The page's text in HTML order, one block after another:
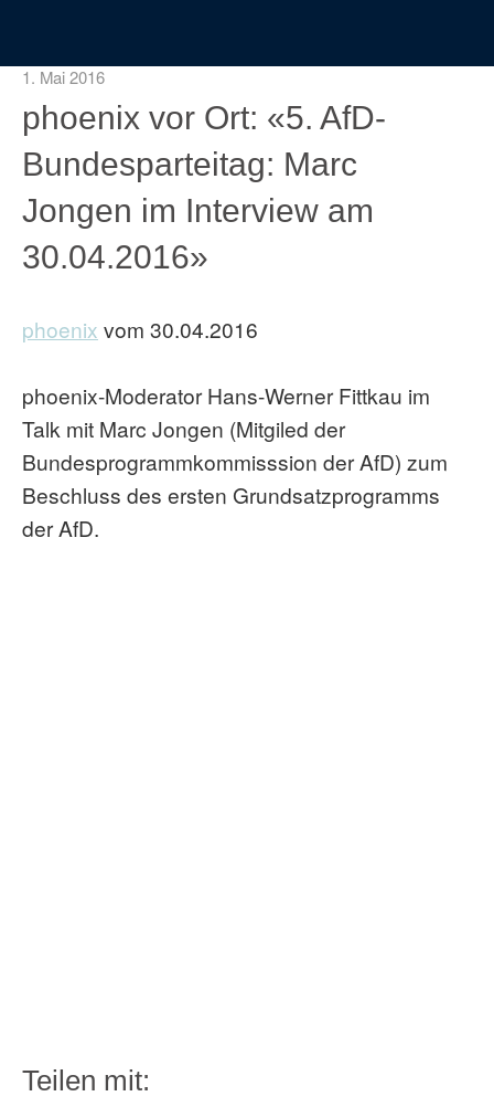
1. Mai 2016
phoenix vor Ort: «5. AfD-
Bundesparteitag: Marc
Jongen im Interview am
30.04.2016»
phoenix vom 30.04.2016
phoenix-Moderator Hans-Werner Fittkau im
Talk mit Marc Jongen (Mitgiled der
Bundesprogrammkommisssion der AfD) zum
Beschluss des ersten Grundsatzprogramms
der AfD.
Teilen mit: